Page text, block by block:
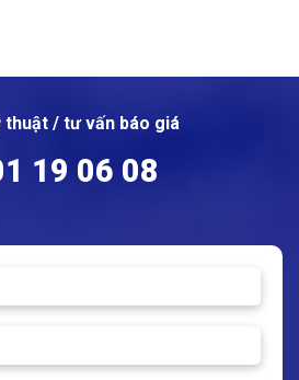
thuật / tư vấn báo giá
19 06 08